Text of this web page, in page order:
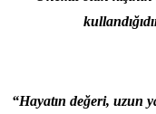
“Hayatın değeri, uzun